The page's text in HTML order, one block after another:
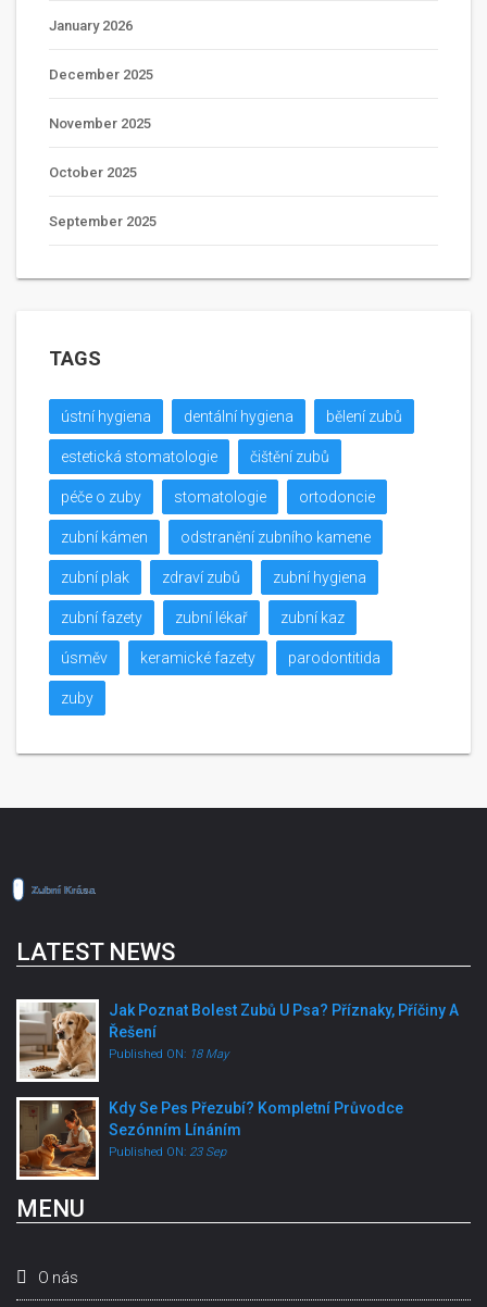
January 2026
December 2025
November 2025
October 2025
September 2025
TAGS
ústní hygiena dentální hygiena bělení zubů
estetická stomatologie čištění zubů
péče o zuby stomatologie ortodoncie
zubní kámen odstranění zubního kamene
zubní plak zdraví zubů zubní hygiena
zubní fazety zubní lékař zubní kaz
úsměv keramické fazety parodontitida
zuby
LATEST NEWS
Jak Poznat Bolest Zubů U Psa? Příznaky, Příčiny A
Řešení
Published ON: 18 May
Kdy Se Pes Přezubí? Kompletní Průvodce
Sezónním Línáním
Published ON: 23 Sep
MENU
O nás